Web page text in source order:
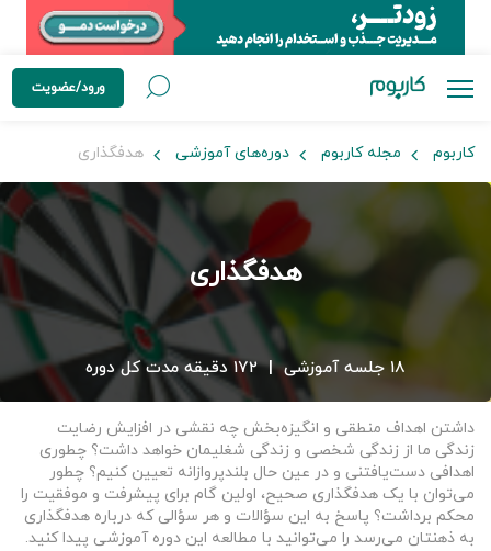
ورود/عضویت
کاربوم مجله کاربوم دوره‌های آموزشی هدفگذاری
هدفگذاری
۱۸ جلسه آموزشی | ۱۷۲ دقیقه مدت کل دوره
داشتن اهداف منطقی و انگیزه‌بخش چه نقشی در افزایش رضایت
زندگی ما از زندگی شخصی و زندگی شغلیمان خواهد داشت؟ چطوری
اهدافی دست‌یافتنی و در عین حال بلندپروازانه تعیین کنیم؟ چطور
می‌توان با یک هدفگذاری صحیح، اولین گام برای پیشرفت و موفقیت را
محکم برداشت؟ پاسخ به این سؤالات و هر سؤالی که درباره هدفگذاری
به ذهنتان می‌رسد را می‌توانید با مطالعه این دوره آموزشی پیدا کنید.